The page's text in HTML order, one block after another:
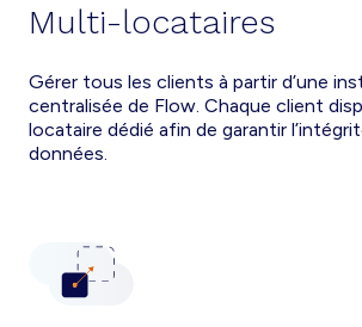
Multi-locataires
Gérer tous les clients à partir d’une
centralisée de Flow. Chaque client
locataire dédié afin de garantir
données.